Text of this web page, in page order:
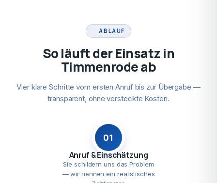
ABLAUF
So läuft der Einsatz in
Timmenrode ab
Vier klare Schritte vom ersten Anruf bis zur Übergabe —
transparent, ohne versteckte Kosten.
01
Anruf & Einschätzung
Sie schildern uns das Problem
— wir nennen ein realistisches